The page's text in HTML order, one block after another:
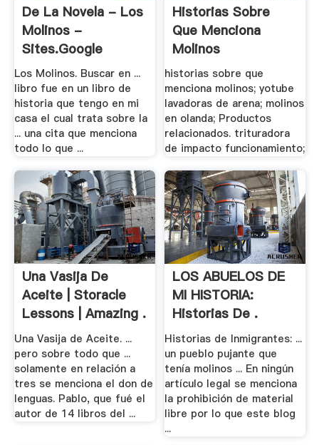
De La Novela - Los
Molinos -
Sites.google
Los Molinos. Buscar en ...
libro fue en un libro de
historia que tengo en mi
casa el cual trata sobre la
... una cita que menciona
todo lo que ...
Historias Sobre
Que Menciona
Molinos
historias sobre que
menciona molinos; yotube
lavadoras de arena; molinos
en olanda; Productos
relacionados. trituradora
de impacto funcionamiento;
Una Vasija De
Aceite | Storacle
Lessons | Amazing .
Una Vasija de Aceite. ...
pero sobre todo que ...
solamente en relación a
tres se menciona el don de
lenguas. Pablo, que fué el
autor de 14 libros del ...
LOS ABUELOS DE
MI HISTORIA:
Historias De .
Historias de Inmigrantes: ...
un pueblo pujante que
tenía molinos ... En ningún
artículo legal se menciona
la prohibición de material
libre por lo que este blog
...